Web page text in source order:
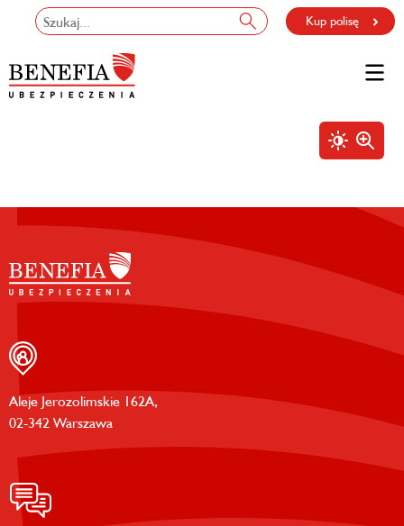
Kup polisę
Aleje Jerozolimskie 162A,
02-342 Warszawa